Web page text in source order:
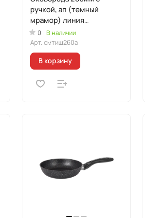
ручкой, ап (темный
мрамор) линия
"Мраморная
Индукционная"
0
В наличии
Арт. смтиш260а
В корзину